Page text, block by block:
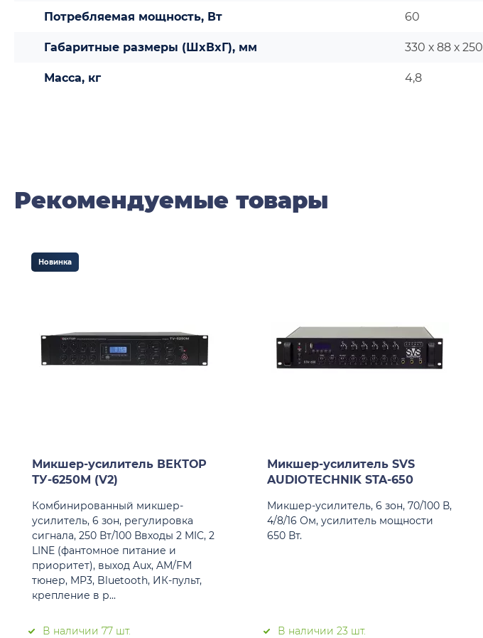
Потребляемая мощность, Вт 60
Габаритные размеры (ШxВxГ), мм 330 х 88 х 250
Масса, кг 4,8
Рекомендуемые товары
Новинка
Микшер-усилитель ВЕКТОР
ТУ-6250М (V2)
Комбинированный микшер-
усилитель, 6 зон, регулировка
сигнала, 250 Вт/100 Ввходы 2 MIC, 2
LINE (фантомное питание и
приоритет), выход Aux, AM/FM
тюнер, MP3, Bluetooth, ИК-пульт,
крепление в р...
В наличии 77 шт.
Микшер-усилитель SVS
AUDIOTECHNIK STA-650
Микшер-усилитель, 6 зон, 70/100 В,
4/8/16 Ом, усилитель мощности
650 Вт.
В наличии 23 шт.